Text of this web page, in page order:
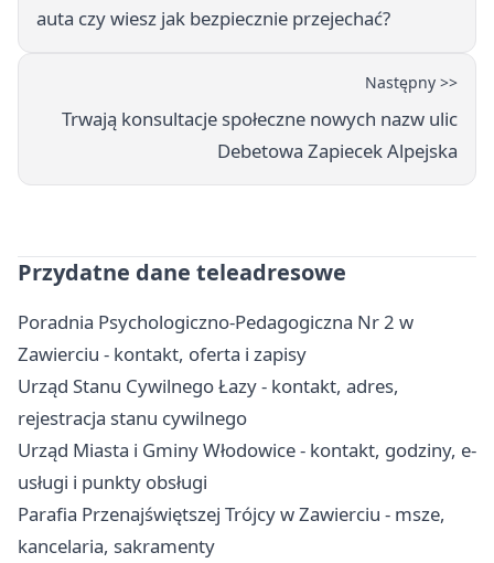
auta czy wiesz jak bezpiecznie przejechać?
Następny >>
Trwają konsultacje społeczne nowych nazw ulic
Debetowa Zapiecek Alpejska
Przydatne dane teleadresowe
Poradnia Psychologiczno-Pedagogiczna Nr 2 w
Zawierciu - kontakt, oferta i zapisy
Urząd Stanu Cywilnego Łazy - kontakt, adres,
rejestracja stanu cywilnego
Urząd Miasta i Gminy Włodowice - kontakt, godziny, e-
usługi i punkty obsługi
Parafia Przenajświętszej Trójcy w Zawierciu - msze,
kancelaria, sakramenty